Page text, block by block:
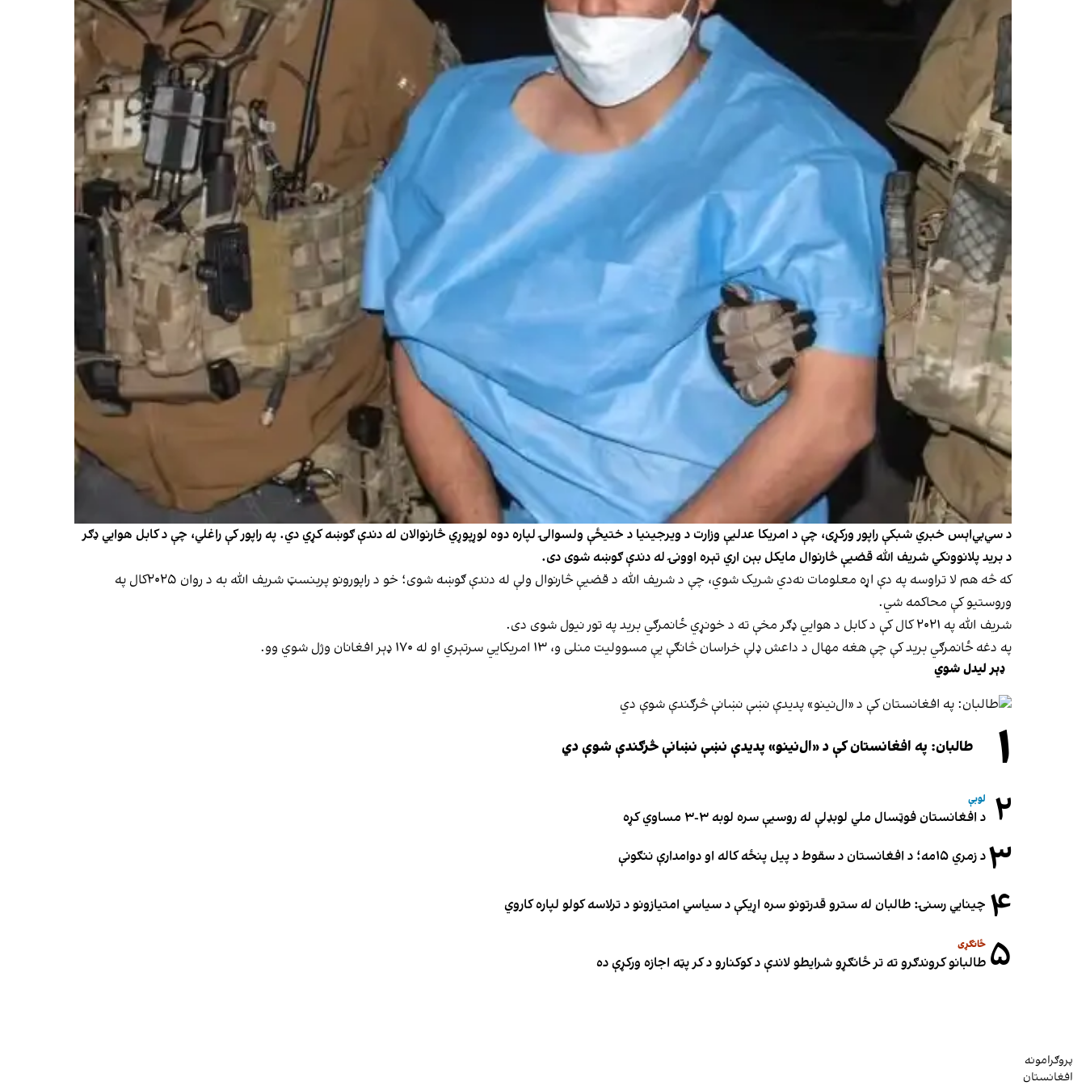
د سي‌بي‌اېس خبري شبکې راپور ورکړی، چې د امریکا عدلیې وزارت د ویرجینیا د ختیځې ولسوالۍ لپاره دوه لوړپوړي څارنوالان له دندې ګوښه کړي دي. په راپور کې راغلي، چې د کابل هوايي ډګر
د برید پلانوونکي شریف الله قضیې څارنوال مایکل بېن اري تېره اوونۍ له دندې ګوښه شوی دی.
که څه هم لا تراوسه په دې اړه معلومات نه‌دي شریک شوي، چې د شریف الله د قضیې څارنوال ولې له دندې ګوښه شوی؛ خو د راپورونو پربنسټ شریف الله به د روان ۲۰۲۵کال په
وروستیو کې محاکمه شي.
شریف الله په ۲۰۲۱ کال کې د کابل د هوايي ډګر مخې ته د خونړي ځانمرګي برید په تور نیول شوی دی.
په دغه ځانمرګي برید کې چې هغه مهال د داعش ډلې خراسان څانګې یې مسوولیت منلی و، ۱۳ امریکايي سرتېري او له ۱۷۰ ډېر افغانان وژل شوي وو.
ډېر لیدل شوي
۱ طالبان: په افغانستان کې د «ال‌نینو» پدیدې نښې نښانې څرګندې شوې دي
۲ لوبې
د افغانستان فوټسال ملي لوبډلې له روسیې سره لوبه ۳-۳ مساوي کړه
۳د زمري ۱۵مه؛ د افغانستان د سقوط د پیل پنځه کاله او دوامدارې ننګونې
۴ چینایي رسنۍ: طالبان له سترو قدرتونو سره اړیکې د سیاسي امتیازونو د ترلاسه کولو لپاره کاروي
۵ ځانګړی
طالبانو کروندګرو ته تر ځانګړو شرایطو لاندې د کوکنارو د کر پټه اجازه ورکړې ده
پروګرامونه
افغانستان